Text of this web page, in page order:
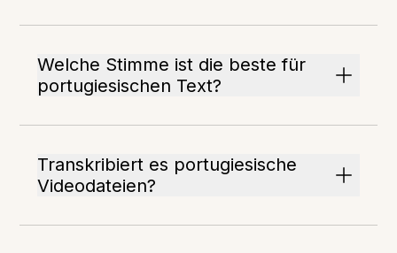
Welche Stimme ist die beste für
portugiesischen Text?
Transkribiert es portugiesische
Videodateien?